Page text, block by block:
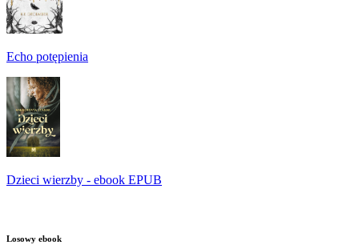
Echo potępienia
Dzieci wierzby - ebook EPUB
Losowy ebook